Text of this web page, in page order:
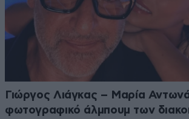
Γιώργος Λιάγκας – Μαρία
φωτογραφικό άλμπουμ των